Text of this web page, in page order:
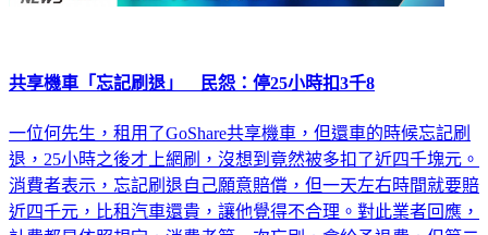
共享機車「忘記刷退」 民怨：停25小時扣3千8
一位何先生，租用了GoShare共享機車，但還車的時候忘記刷
退，25小時之後才上網刷，沒想到竟然被多扣了近四千塊元。
消費者表示，忘記刷退自己願意賠償，但一天左右時間就要賠
近四千元，比租汽車還貴，讓他覺得不合理。對此業者回應，